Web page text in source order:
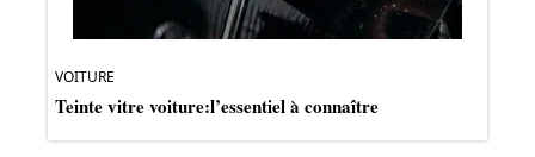
VOITURE
Teinte vitre voiture:l’essentiel à connaître